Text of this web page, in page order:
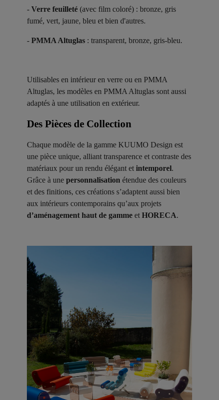
- Verre feuilleté (avec film coloré) : bronze, gris
fumé, vert, jaune, bleu et bien d'autres.
- PMMA Altuglas : transparent, bronze, gris-bleu.
Utilisables en intérieur en verre ou en PMMA
Altuglas, les modèles en PMMA Altuglas sont aussi
adaptés à une utilisation en extérieur.
Des Pièces de Collection ​
Chaque modèle de la gamme KUUMO Design est
une pièce unique, alliant transparence et contraste des
matériaux pour un rendu élégant et intemporel.
Grâce à une personnalisation étendue des couleurs
et des finitions, ces créations s’adaptent aussi bien
aux intérieurs contemporains qu’aux projets
d’aménagement haut de gamme et HORECA.